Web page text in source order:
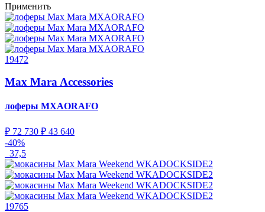
Применить
19472
Max Mara Accessories
лоферы MXAORAFO
₽ 72 730 ₽ 43 640
-40%
37,5
19765